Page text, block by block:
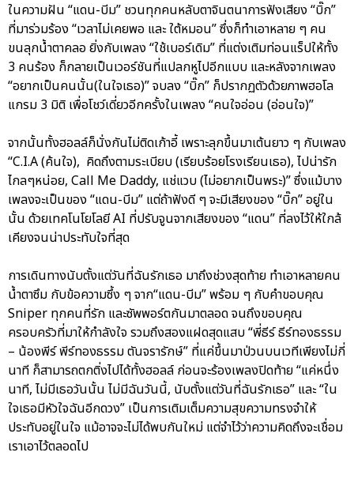
ในความฝัน “แดน-บีม” ชวนทุกคนหลับตาจินตนาการฟังเสียง “บิ๊ก”
ที่มาร่วมร้อง “เวลาไม่เคยพอ และ ใต้หมอน” ซึ่งก็ทำเอาหลาย ๆ คน
ขนลุกน้ำตาคลอ ยิ่งกับเพลง “ใช้เบอร์เดิม” ที่แต่งเติมท่อนแร็ปให้ทั้ง
3 คนร้อง ก็กลายเป็นเวอร์ชันที่แปลกหูไปอีกแบบ และหลังจากเพลง
“อยากเป็นคนนั้น(ในใจเธอ)” จบลง “บิ๊ก” ก็ปรากฏตัวด้วยภาพฮอโล
แกรม 3 มิติ เพื่อโชว์เดี่ยวอีกครั้งในเพลง “คนใจอ่อน (อ่อนใจ)”
จากนั้นทั้งฮอลล์ก็นั่งกันไม่ติดเก้าอี้ เพราะลุกขึ้นมาเต้นยาว ๆ กับเพลง
“C.I.A (ค้นใจ), คิดถึงตามระเบียบ (เรียบร้อยโรงเรียนเธอ), ไปน่ารัก
ไกลๆหน่อย, Call Me Daddy, แช่แวบ (ไม่อยากเป็นพระ)” ซึ่งแม้บาง
เพลงจะเป็นของ “แดน-บีม” แต่ถ้าฟังดี ๆ จะมีเสียงของ “บิ๊ก” อยู่ใน
นั้น ด้วยเทคโนโยโลยี AI ที่ปรับจูนจากเสียงของ “แดน” ที่ลงไว้ให้ใกล้
เคียงจนน่าประทับใจที่สุด
การเดินทางนับตั้งแต่วันที่ฉันรักเธอ มาถึงช่วงสุดท้าย ทำเอาหลายคน
น้ำตาซึม กับข้อความซึ้ง ๆ จาก“แดน-บีม” พร้อม ๆ กับคำขอบคุณ
Sniper ทุกคนที่รัก และซัพพอร์ตกันมาตลอด จนถึงขอบคุณ
ครอบครัวที่มาให้กำลังใจ รวมถึงสองแฝดสุดแสบ “พี่ธีร์ ธีร์ทองธรรม
– น้องพีร์ พีร์ทองธรรม ตันจรารักษ์” ที่แค่ขึ้นมาป่วนบนเวทีเพียงไม่กี่
นาที ก็สามารถตกติ่งไปได้ทั้งฮอลล์ ก่อนจะร้องเพลงปิดท้าย “แค่หนึ่ง
นาที, ไม่มีเธอวันนั้น ไม่มีฉันวันนี้, นับตั้งแต่วันที่ฉันรักเธอ” และ “ใน
ใจเธอมีหัวใจฉันอีกดวง” เป็นการเติมเต็มความสุขความทรงจำให้
ประทับอยู่ในใจ แม้อาจจะไม่ได้พบกันใหม่ แต่จำไว้ว่าความคิดถึงจะเชื่อม
เราเอาไว้ตลอดไป